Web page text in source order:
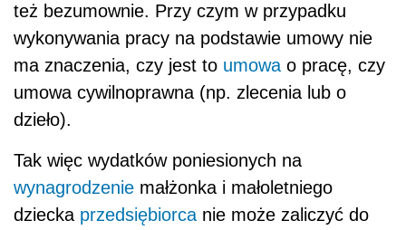
też bezumownie. Przy czym w przypadku
wykonywania pracy na podstawie umowy nie
ma znaczenia, czy jest to umowa o pracę, czy
umowa cywilnoprawna (np. zlecenia lub o
dzieło).
Tak więc wydatków poniesionych na
wynagrodzenie małżonka i małoletniego
dziecka przedsiębiorca nie może zaliczyć do